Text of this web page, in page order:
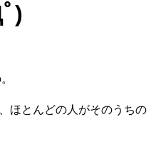
)
ほとんどの人がそのうちの